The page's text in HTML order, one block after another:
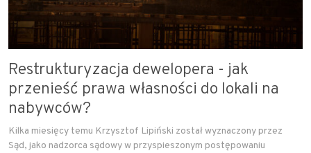
Restrukturyzacja dewelopera - jak
przenieść prawa własności do lokali na
nabywców?
Kilka miesięcy temu Krzysztof Lipiński został wyznaczony przez
Sąd, jako nadzorca sądowy w przyspieszonym postępowaniu